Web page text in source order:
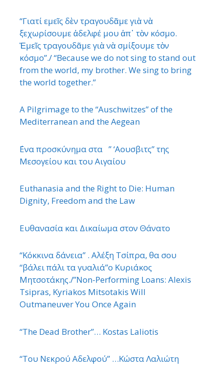
“Γιατί εμεῖς δὲν τραγουδᾶμε γιὰ νὰ
ξεχωρίσουμε ἀδελφέ μου ἀπ᾿ τὸν κόσμο.
Ἐμεῖς τραγουδᾶμε γιὰ νὰ σμίξουμε τὸν
κόσμο”./ “Because we do not sing to stand out
from the world, my brother. We sing to bring
the world together.”
A Pilgrimage to the “Auschwitzes” of the
Mediterranean and the Aegean
΄Ενα προσκύνημα στα ” ‘Αουσβιτς” της
Μεσογείου και του Αιγαίου
Euthanasia and the Right to Die: Human
Dignity, Freedom and the Law
Ευθανασία και Δικαίωμα στον Θάνατο
“Κόκκινα δάνεια” . Αλέξη Τσίπρα, θα σου
“βάλει πάλι τα γυαλιά”ο Κυριάκος
Μητσοτάκης./”Non-Performing Loans: Alexis
Tsipras, Kyriakos Mitsotakis Will
Outmaneuver You Once Again
“The Dead Brother”… Kostas Laliotis
“Του Νεκρού Αδελφού” …Κώστα Λαλιώτη